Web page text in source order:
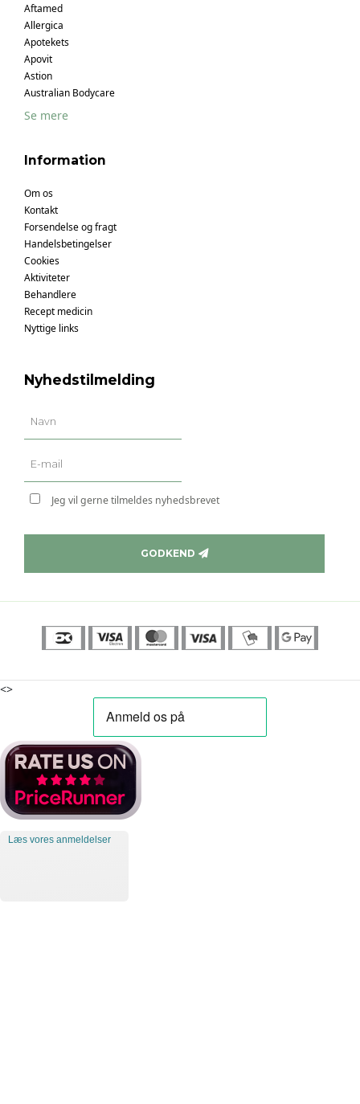
Aftamed
Allergica
Apotekets
Apovit
Astion
Australian Bodycare
Se mere
Information
Om os
Kontakt
Forsendelse og fragt
Handelsbetingelser
Cookies
Aktiviteter
Behandlere
Recept medicin
Nyttige links
Nyhedstilmelding
Jeg vil gerne tilmeldes nyhedsbrevet
GODKEND
<>
Læs vores anmeldelser